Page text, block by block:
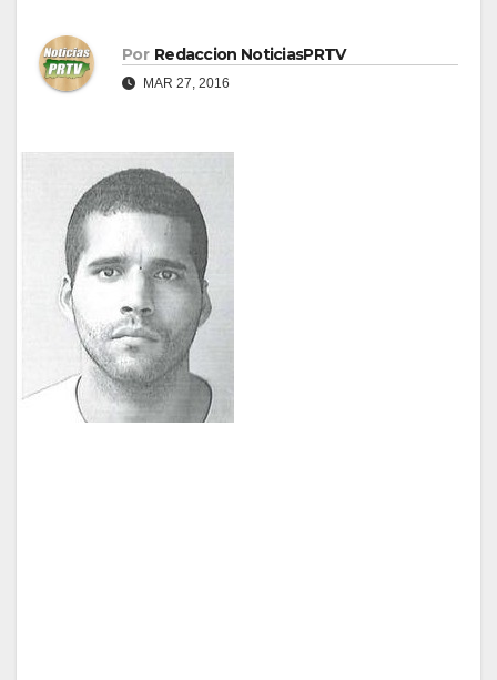
Por Redaccion NoticiasPRTV
MAR 27, 2016